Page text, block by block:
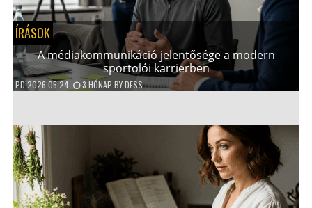
ÍRÁSOK
A médiakommunikáció jelentősége a modern
sportolói karrierben
PD2026.05.24. 3 HÓNAP BYDESS